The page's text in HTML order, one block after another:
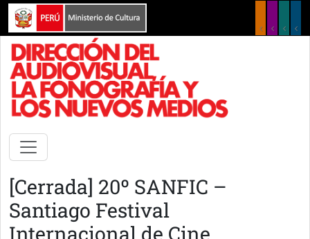
Pasar al contenido principal
[Cerrada] 20º SANFIC –
Santiago Festival
Internacional de Cine